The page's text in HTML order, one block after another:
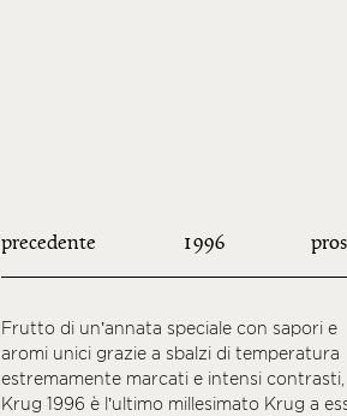
precedente 1996
Frutto di un’annata speciale con sapori e
aromi unici grazie a sbalzi di temperatura
estremamente marcati e intensi contrasti,
Krug 1996 è l’ultimo millesimato Krug a